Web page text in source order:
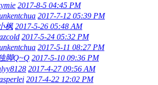
2017-8-5 04:45 PM
2017-7-12 05:39 PM
枫 2017-5-26 05:48 AM
2017-5-24 05:32 PM
2017-5-11 08:27 PM
脚Q~Q 2017-5-10 09:36 PM
2017-4-27 09:56 AM
2017-4-22 12:02 PM